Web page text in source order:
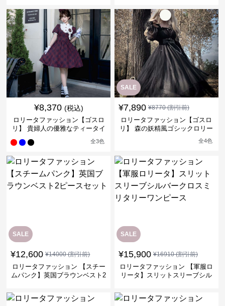
¥8,370 (税込)
ロリータファッション【ゴスロ
リ】 貴婦人の優雅なティータイ
全3色
SALE
¥7,890 ¥8770(割引前)
ロリータファッション【ゴスロ
リ】 森の妖精風ゴシックロリー
全4色
SALE
¥12,600 ¥14000(割引前)
ロリータファッション 【スチー
ムパンク】英国ブラウンベスト2
SALE
¥15,900 ¥16910(割引前)
ロリータファッション 【軍服ロ
リータ】スリットスリーブシル